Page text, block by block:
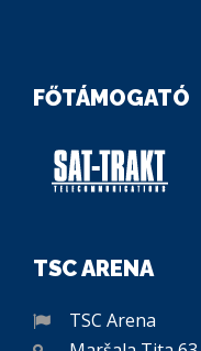
FŐTÁMOGATÓ
TSC ARENA
TSC Arena